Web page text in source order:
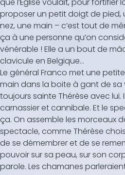
que l’Église voulait, pour fortifier
proposer un petit doigt de pied,
nez, une main – c’est tout de
ça à une personne qu’on
vénérable ! Elle a un bout de
clavicule en Belgique...
Le général Franco met une
main dans la boite à gant de sa
toujours sainte Thérèse avec lui.
carnassier et cannibale. Et le
ça. On assemble les morceaux
spectacle, comme Thérèse
de se démembrer et de se
pouvoir sur sa peau, sur son
parole. Les chamanes